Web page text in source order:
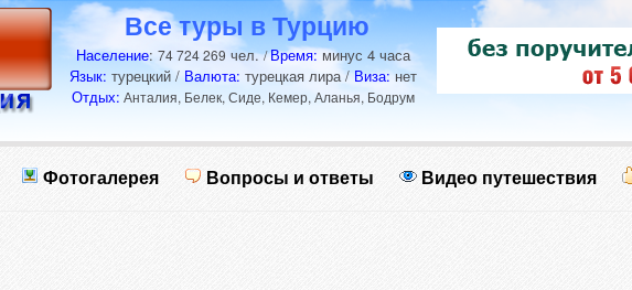
Все туры в Турцию
Население: 74 724 269 чел./Время:минус 4 часа
Язык: турецкий / Валюта: турецкая лира /Виза:нет
Отдых: Анталия, Белек, Сиде, Кемер, Аланья, Бодрум
Фотогалерея Вопросы и ответы Видео путешествия